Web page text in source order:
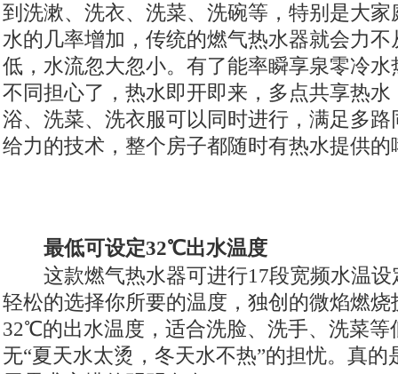
到洗漱、洗衣、洗菜、洗碗等，特别是大
水的几率增加，传统的燃气热水器就会力
低，水流忽大忽小。有了能率瞬享泉零冷
不同担心了，热水即开即来，多点共享热
浴、洗菜、洗衣服可以同时进行，满足多
给力的技术，整个房子都随时有热水提供的
最低可设定32℃出水温度
这款燃气热水器可进行17段宽频水温设
轻松的选择你所要的温度，独创的微焰燃
32℃的出水温度，适合洗脸、洗手、洗菜等
无“夏天水太烫，冬天水不热”的担忧。真